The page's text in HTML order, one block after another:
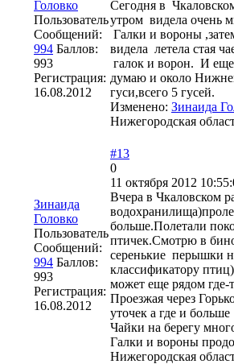
Головко
Пользователь
Сообщений:
994 Баллов:
993
Регистрация:
16.08.2012
Сегодня в
утром видела очень
Галки и вороны
видела летела стая
галок и ворон. И еще
думаю и около
гуси,всего 5 гусей.
Изменено: Зинаида
Нижегородская
Зинаида
Головко
Пользователь
Сообщений:
994 Баллов:
993
Регистрация:
16.08.2012
#13
0
11 октября 2012
Вчера в Чкаловском
больше.Полетали
птичек.Смотрю в
серенькие перышки
классификатору
может еще рядом где-
Проезжая через
уточек а где и
Чайки на берегу
Галки и вороны
Нижегородская